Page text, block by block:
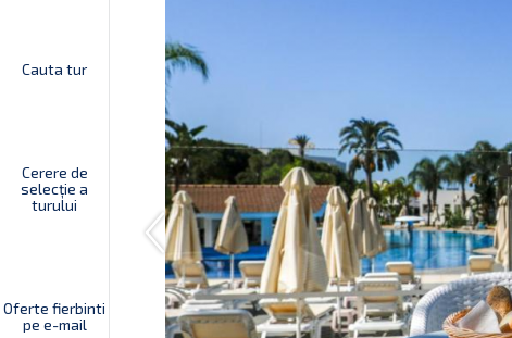
Cauta tur
Cerere de
selecție a
turului
Oferte fierbinti
pe e-mail